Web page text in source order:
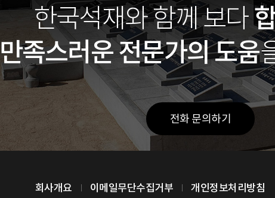
한국석재와 함께보다
만족스러운전문가의 도움
전화 문의하기
회사개요 이메일무단수집거부 개인정보처리방침